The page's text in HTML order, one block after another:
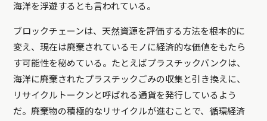
海洋を浮遊するとも言われている。
ブロックチェーンは、天然資源を評価する方法を根本的に
変え、現在は廃棄されているモノに経済的な価値をもたら
す可能性を秘めている。たとえばプラスチックバンクは、
海洋に廃棄されたプラスチックごみの収集と引き換えに、
リサイクルトークンと呼ばれる通貨を発行しているよう
だ。廃棄物の積極的なリサイクルが進むことで、循環経済